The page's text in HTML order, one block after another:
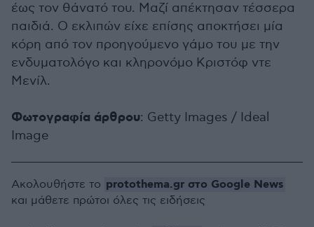
έως τον θάνατό του. Μαζί απέκτησαν τέσσερα
παιδιά. Ο εκλιπών είχε επίσης αποκτήσει μία
κόρη από τον προηγούμενο γάμο του με την
ενδυματολόγο και κληρονόμο Κριστόφ ντε
Μενίλ.
Φωτογραφία άρθρου: Getty Images / Ideal
Image
Ακολουθήστε το protothema.gr στο Google News
και μάθετε πρώτοι όλες τις ειδήσεις